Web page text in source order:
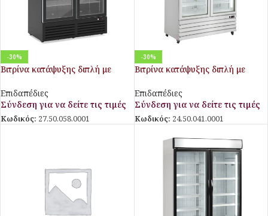
-30%
Βιτρίνα κατάψυξης διπλή με
BLACK
Επιδαπέδιες
Σύνδεση για να δείτε τις τιμές
Κωδικός: 27.50.058.0001
-30%
Βιτρίνα κατάψυξης διπλή με
VGC NF
Επιδαπέδιες
Σύνδεση για να δείτε τις τιμές
Κωδικός: 24.50.041.0001